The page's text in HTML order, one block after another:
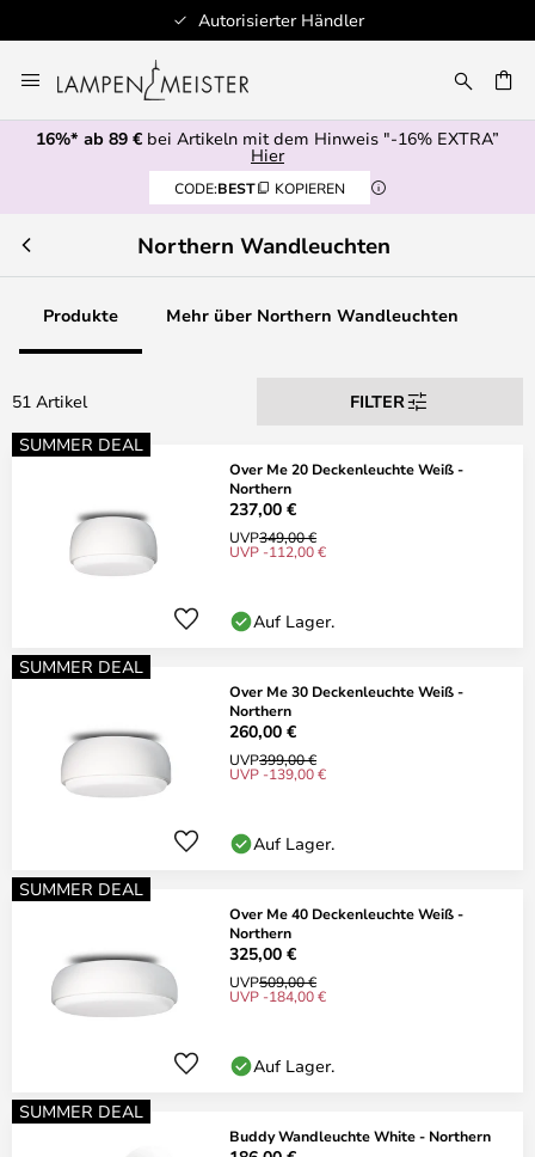
Autorisierter Händler
Inhalt
springen
16%* ab 89 € bei Artikeln mit dem Hinweis "-16% EXTRA”
Hier
CODE:BEST KOPIEREN
Northern Wandleuchten
Produkte Mehr über Northern Wandleuchten
51 Artikel
FILTER
SUMMER DEAL
Over Me 20 Deckenleuchte Weiß -
Northern
237,00 €
UVP349,00 €
UVP -112,00 €
Auf Lager.
SUMMER DEAL
Over Me 30 Deckenleuchte Weiß -
Northern
260,00 €
UVP399,00 €
UVP -139,00 €
Auf Lager.
SUMMER DEAL
Over Me 40 Deckenleuchte Weiß -
Northern
325,00 €
UVP509,00 €
UVP -184,00 €
Auf Lager.
SUMMER DEAL
Buddy Wandleuchte White - Northern